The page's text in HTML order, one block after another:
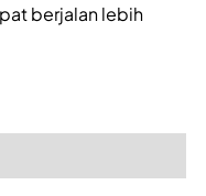
berjalan lebih